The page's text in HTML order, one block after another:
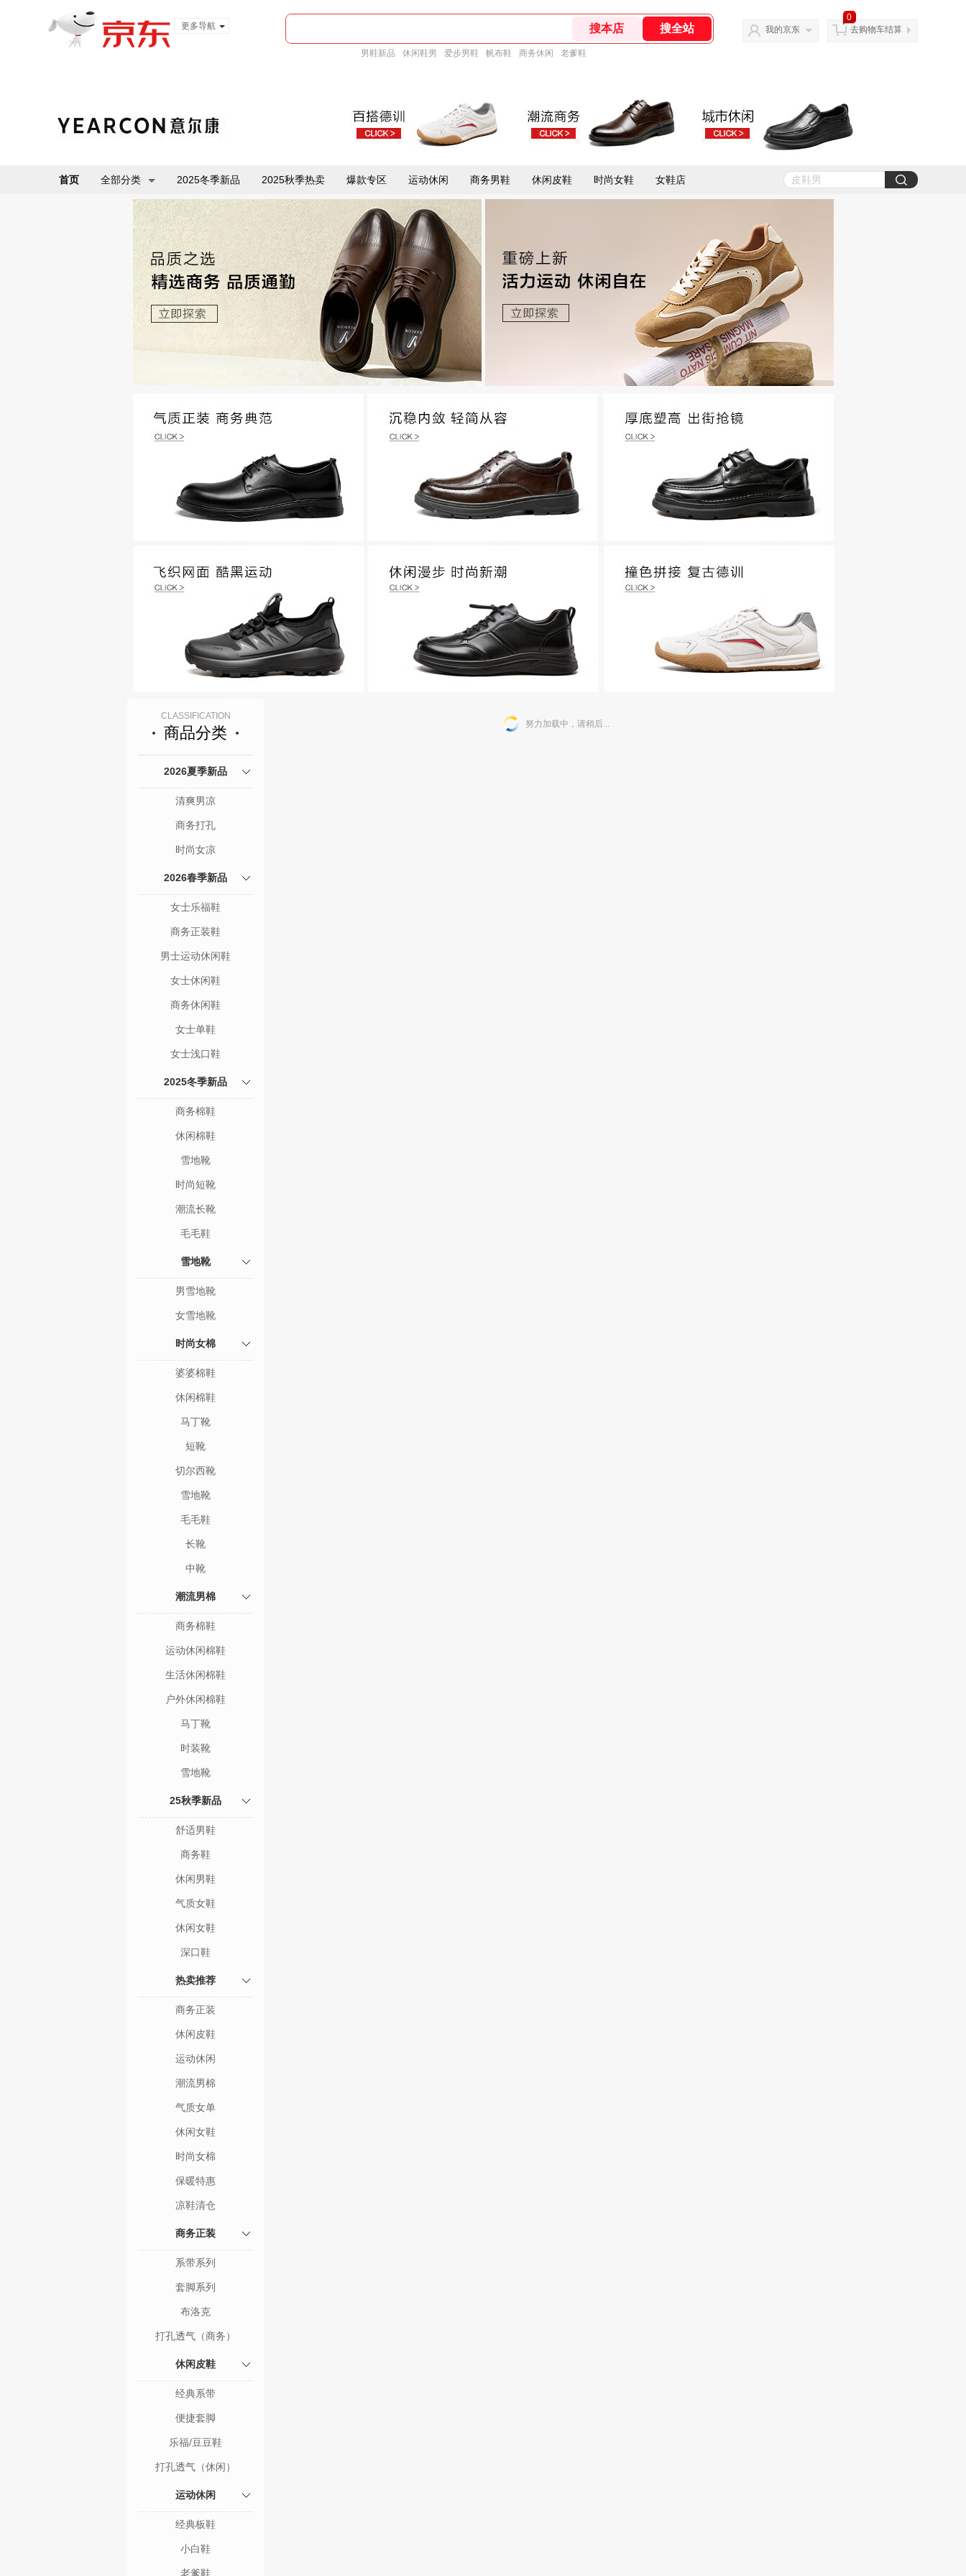
更多导航
男鞋新品 休闲鞋男 爱步男鞋 帆布鞋 商务休闲 老爹鞋
我的京东
0
去购物车结算
首页 全部分类 2025冬季新品 2025秋季热卖 爆款专区 运动休闲 商务男鞋 休闲皮鞋 时尚女鞋 女鞋店
CLASSIFICATION
商品分类
2026夏季新品
清爽男凉
商务打孔
时尚女凉
2026春季新品
女士乐福鞋
商务正装鞋
男士运动休闲鞋
女士休闲鞋
商务休闲鞋
女士单鞋
女士浅口鞋
2025冬季新品
商务棉鞋
休闲棉鞋
雪地靴
时尚短靴
潮流长靴
毛毛鞋
雪地靴
男雪地靴
女雪地靴
时尚女棉
婆婆棉鞋
休闲棉鞋
马丁靴
短靴
切尔西靴
雪地靴
毛毛鞋
长靴
中靴
潮流男棉
商务棉鞋
运动休闲棉鞋
生活休闲棉鞋
户外休闲棉鞋
马丁靴
时装靴
雪地靴
25秋季新品
舒适男鞋
商务鞋
休闲男鞋
气质女鞋
休闲女鞋
深口鞋
热卖推荐
商务正装
休闲皮鞋
运动休闲
潮流男棉
气质女单
休闲女鞋
时尚女棉
保暖特惠
凉鞋清仓
商务正装
系带系列
套脚系列
布洛克
打孔透气（商务）
休闲皮鞋
经典系带
便捷套脚
乐福/豆豆鞋
打孔透气（休闲）
运动休闲
经典板鞋
小白鞋
老爹鞋
努力加载中，请稍后...